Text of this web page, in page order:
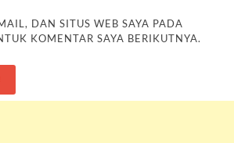
DAN SITUS WEB SAYA PADA
KOMENTAR SAYA BERIKUTNYA.